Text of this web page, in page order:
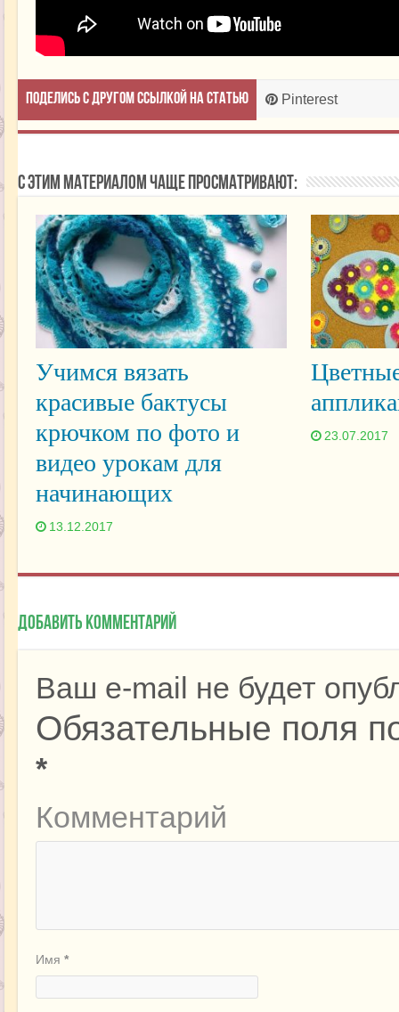
Поделись с другом ссылкой на статью Pinterest
С этим материалом чаще просматривают:
Учимся вязать
красивые бактусы
крючком по фото и
видео урокам для
начинающих
13.12.2017
23.07.2017
Добавить комментарий
Ваш e-mail не будет
Обязательные поля
*
Комментарий
Имя *